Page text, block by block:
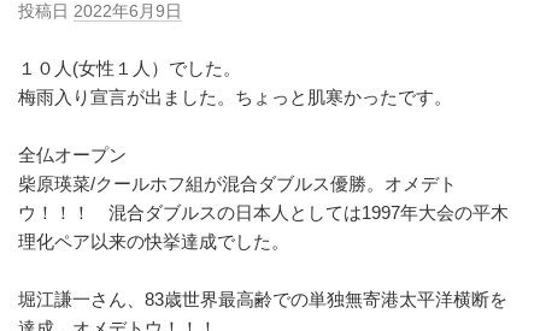
ン
へ
ス
ッ
プ
投稿日 2022年6月9日
１０人(女性１人）でした。
梅雨入り宣言が出ました。ちょっと肌寒かったです。
全仏オープン
柴原瑛菜/クールホフ組が混合ダブルス優勝。オメデト
ウ！！！ 混合ダブルスの日本人としては1997年大会の平木
理化ペア以来の快挙達成でした。
堀江謙一さん、83歳世界最高齢での単独無寄港太平洋横断を